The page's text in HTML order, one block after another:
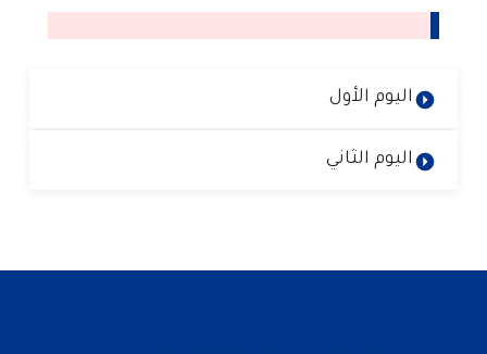
اليوم الأول
اليوم الثاني